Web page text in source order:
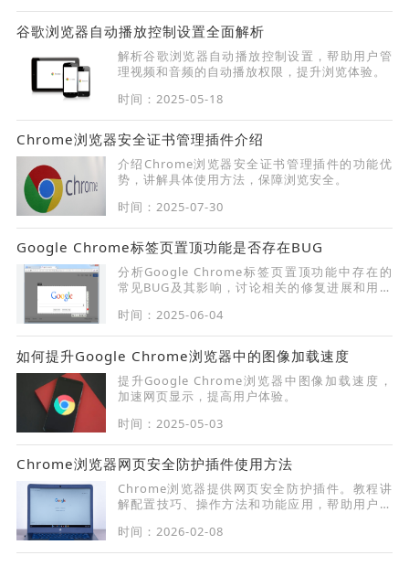
谷歌浏览器自动播放控制设置全面解析
解析谷歌浏览器自动播放控制设置，帮助用户管
理视频和音频的自动播放权限，提升浏览体验。
时间：2025-05-18
Chrome浏览器安全证书管理插件介绍
介绍Chrome浏览器安全证书管理插件的功能优
势，讲解具体使用方法，保障浏览安全。
时间：2025-07-30
Google Chrome标签页置顶功能是否存在BUG
分析Google Chrome标签页置顶功能中存在的
常见BUG及其影响，讨论相关的修复进展和用户
提升用户体验。
时间：2025-06-04
如何提升Google Chrome浏览器中的图像加载速度
提升Google Chrome浏览器中图像加载速度，
加速网页显示，提高用户体验。
时间：2025-05-03
Chrome浏览器网页安全防护插件使用方法
Chrome浏览器提供网页安全防护插件。教程讲
解配置技巧、操作方法和功能应用，帮助用户防
时间：2026-02-08